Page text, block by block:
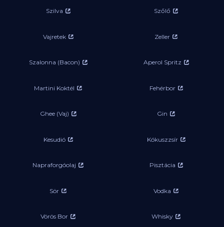
Szilva Szőlő
Vajretek Zeller
Szalonna (Bacon) Aperol Spritz
Martini Koktél Fehérbor
Ghee (Vaj) Gin
Kesudió Kókuszzsír
Napraforgóolaj Pisztácia
Sör Vodka
Vörös Bor Whisky